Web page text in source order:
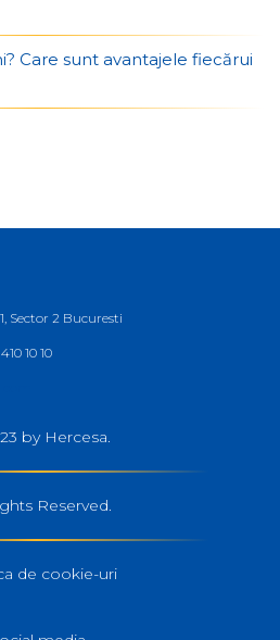
Care sunt avantajele fiecărui
Sector 2 Bucuresti
10 10
by Hercesa.
Reserved.
de cookie-uri